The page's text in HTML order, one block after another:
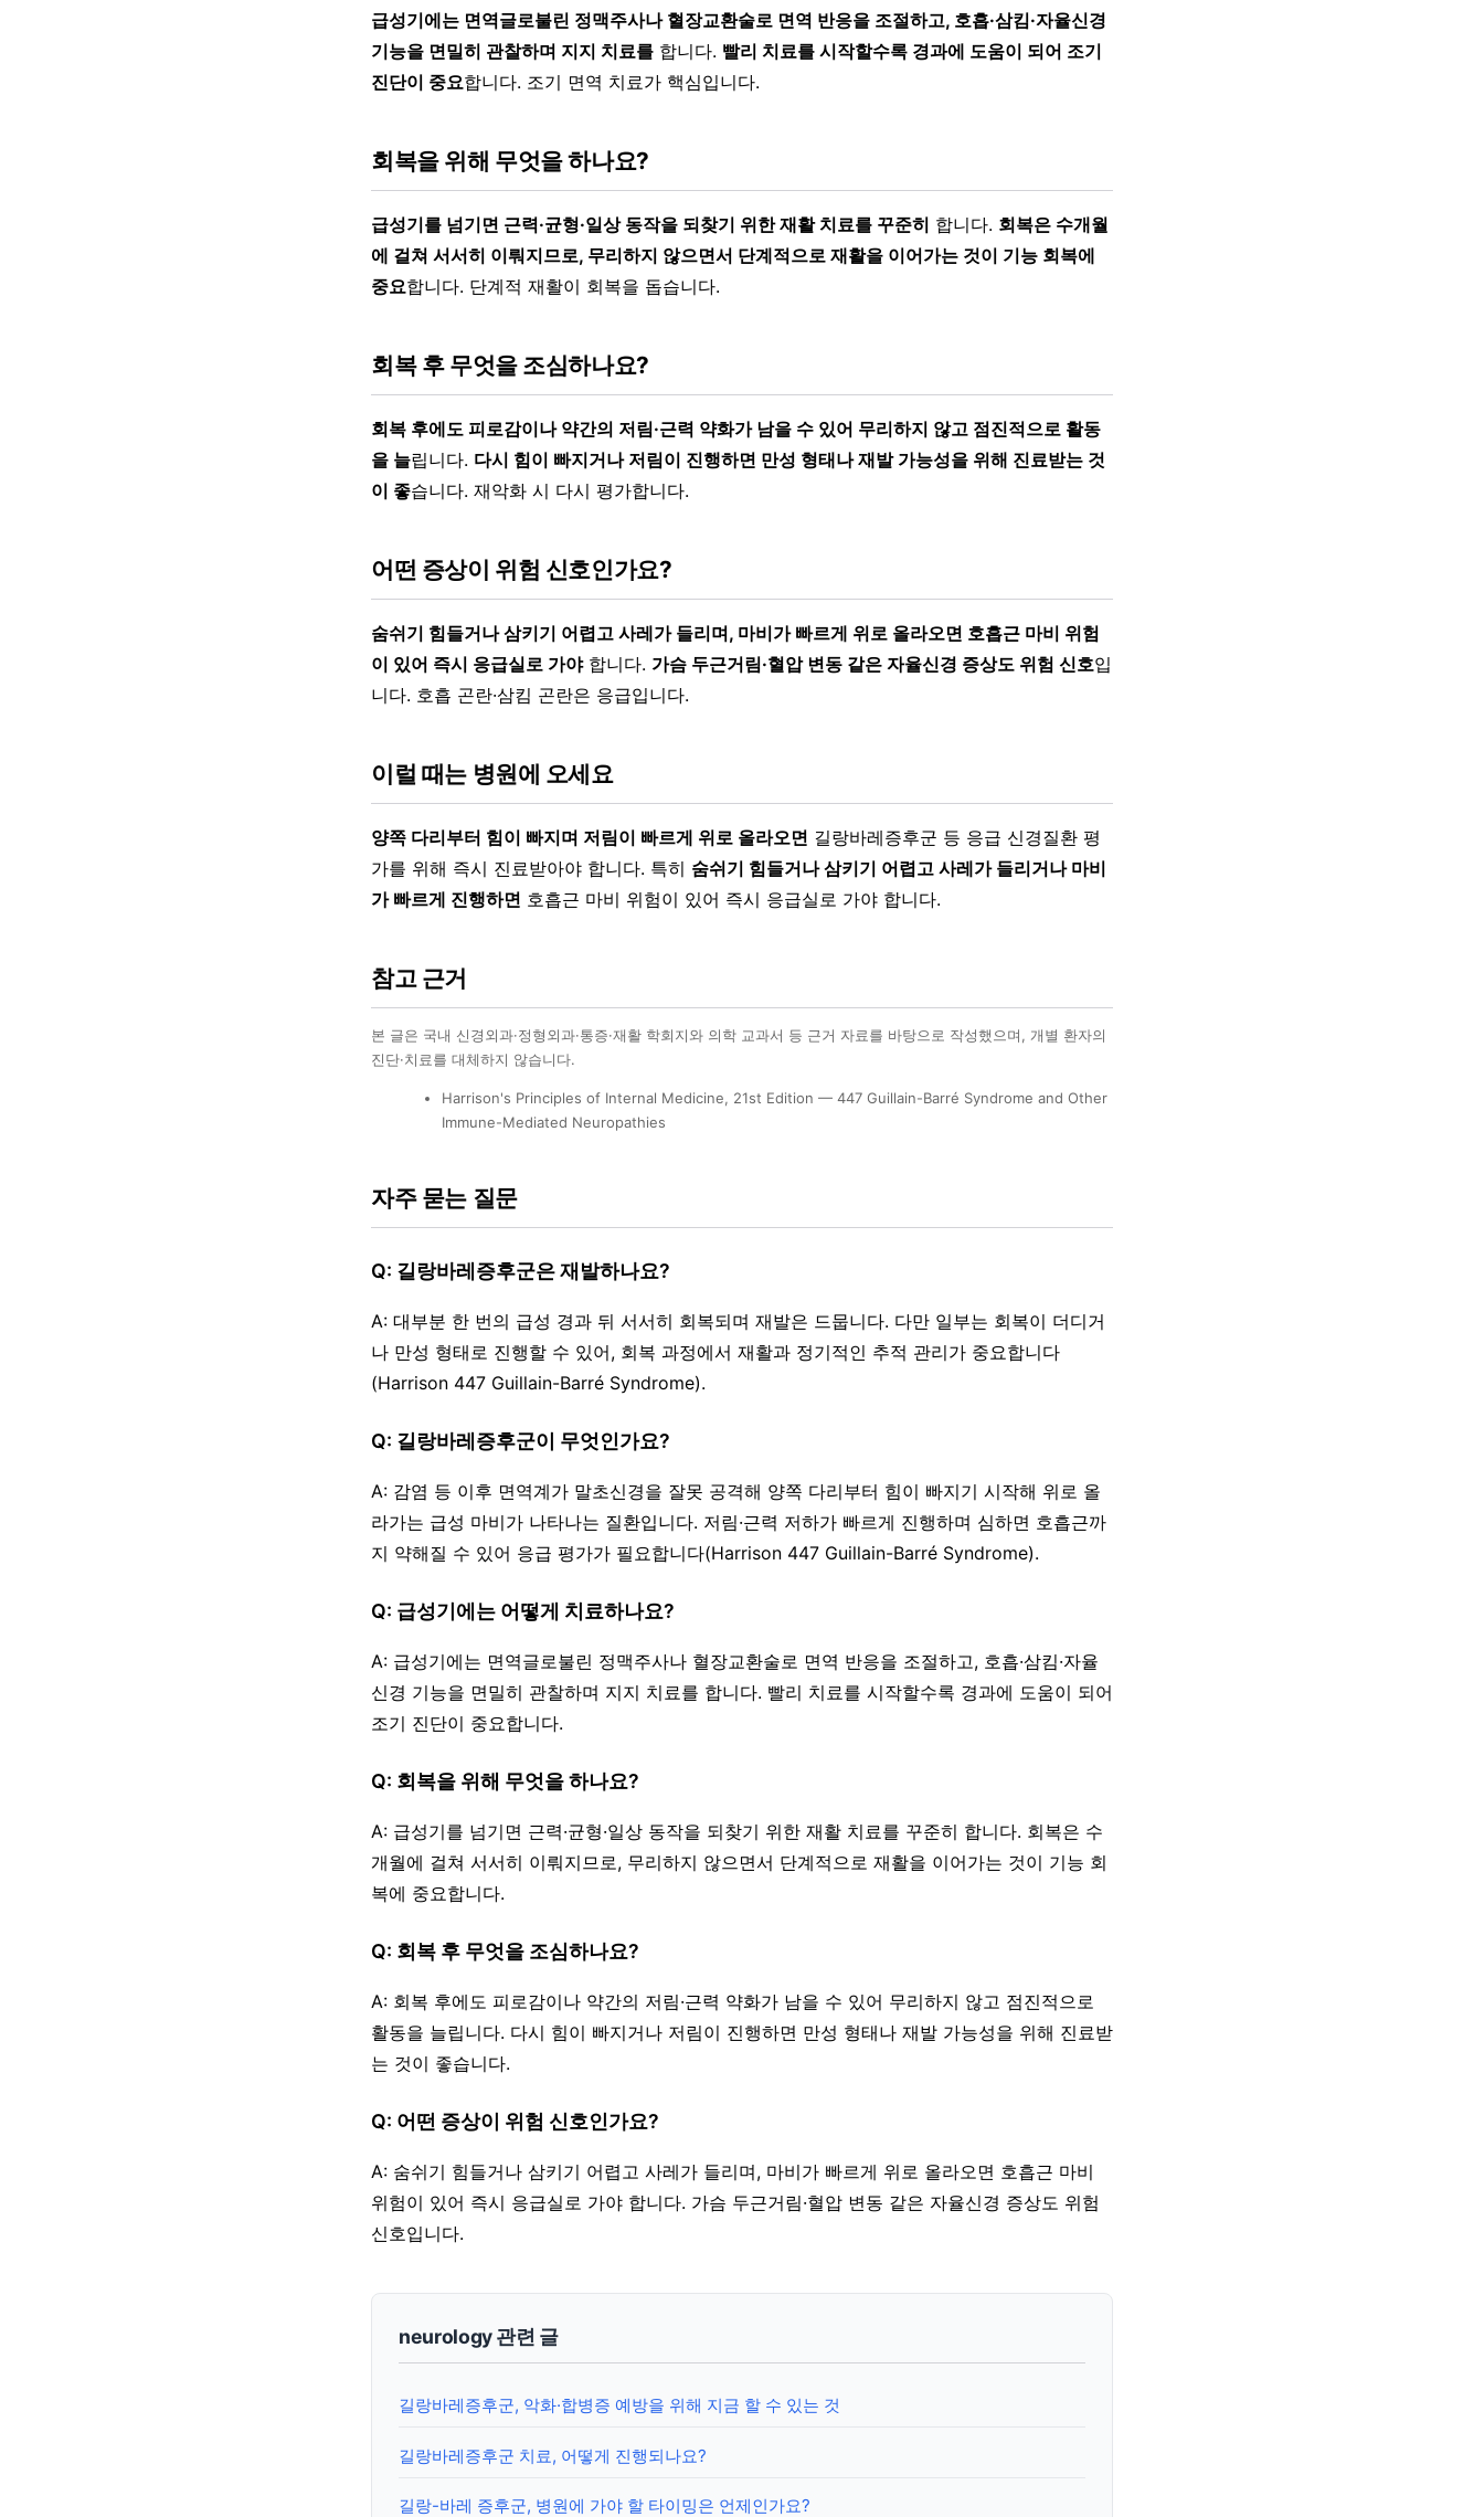
급성기에는 면역글로불린 정맥주사나 혈장교환술로 면역 반응을 조절하고, 호흡·삼킴·자율신경
기능을 면밀히 관찰하며 지지 치료를 합니다. 빨리 치료를 시작할수록 경과에 도움이 되어 조기
진단이 중요합니다. 조기 면역 치료가 핵심입니다.
회복을 위해 무엇을 하나요?
급성기를 넘기면 근력·균형·일상 동작을 되찾기 위한 재활 치료를 꾸준히 합니다. 회복은 수개월
에 걸쳐 서서히 이뤄지므로, 무리하지 않으면서 단계적으로 재활을 이어가는 것이 기능 회복에
중요합니다. 단계적 재활이 회복을 돕습니다.
회복 후 무엇을 조심하나요?
회복 후에도 피로감이나 약간의 저림·근력 약화가 남을 수 있어 무리하지 않고 점진적으로 활동
을 늘립니다. 다시 힘이 빠지거나 저림이 진행하면 만성 형태나 재발 가능성을 위해 진료받는 것
이 좋습니다. 재악화 시 다시 평가합니다.
어떤 증상이 위험 신호인가요?
숨쉬기 힘들거나 삼키기 어렵고 사레가 들리며, 마비가 빠르게 위로 올라오면 호흡근 마비 위험
이 있어 즉시 응급실로 가야합니다. 가슴 두근거림·혈압 변동 같은 자율신경 증상도 위험 신호입
니다. 호흡 곤란·삼킴 곤란은 응급입니다.
이럴 때는 병원에 오세요
양쪽 다리부터 힘이 빠지며 저림이 빠르게 위로 올라오면 길랑바레증후군 등 응급 신경질환 평
가를 위해 즉시 진료받아야 합니다. 특히 숨쉬기 힘들거나 삼키기 어렵고 사레가 들리거나 마비
가 빠르게 진행하면 호흡근 마비 위험이 있어 즉시 응급실로 가야 합니다.
참고 근거
본 글은 국내 신경외과·정형외과·통증·재활 학회지와 의학 교과서 등 근거 자료를 바탕으로 작성했으며, 개별 환자의
진단·치료를 대체하지 않습니다.
Harrison's Principles of Internal Medicine, 21st Edition — 447 Guillain-Barré Syndrome and Other
Immune-Mediated Neuropathies
자주 묻는 질문
Q: 길랑바레증후군은 재발하나요?
A: 대부분 한 번의 급성 경과 뒤 서서히 회복되며 재발은 드뭅니다. 다만 일부는 회복이 더디거
나 만성 형태로 진행할 수 있어, 회복 과정에서 재활과 정기적인 추적 관리가 중요합니다
(Harrison 447 Guillain-Barré Syndrome).
Q: 길랑바레증후군이 무엇인가요?
A: 감염 등 이후 면역계가 말초신경을 잘못 공격해 양쪽 다리부터 힘이 빠지기 시작해 위로 올
라가는 급성 마비가 나타나는 질환입니다. 저림·근력 저하가 빠르게 진행하며 심하면 호흡근까
지 약해질 수 있어 응급 평가가 필요합니다(Harrison 447 Guillain-Barré Syndrome).
Q: 급성기에는 어떻게 치료하나요?
A: 급성기에는 면역글로불린 정맥주사나 혈장교환술로 면역 반응을 조절하고, 호흡·삼킴·자율
신경 기능을 면밀히 관찰하며 지지 치료를 합니다. 빨리 치료를 시작할수록 경과에 도움이 되어
조기 진단이 중요합니다.
Q: 회복을 위해 무엇을 하나요?
A: 급성기를 넘기면 근력·균형·일상 동작을 되찾기 위한 재활 치료를 꾸준히 합니다. 회복은 수
개월에 걸쳐 서서히 이뤄지므로, 무리하지 않으면서 단계적으로 재활을 이어가는 것이 기능 회
복에 중요합니다.
Q: 회복 후 무엇을 조심하나요?
A: 회복 후에도 피로감이나 약간의 저림·근력 약화가 남을 수 있어 무리하지 않고 점진적으로
활동을 늘립니다. 다시 힘이 빠지거나 저림이 진행하면 만성 형태나 재발 가능성을 위해 진료받
는 것이 좋습니다.
Q: 어떤 증상이 위험 신호인가요?
A: 숨쉬기 힘들거나 삼키기 어렵고 사레가 들리며, 마비가 빠르게 위로 올라오면 호흡근 마비
위험이 있어 즉시 응급실로 가야 합니다. 가슴 두근거림·혈압 변동 같은 자율신경 증상도 위험
신호입니다.
neurology 관련 글
길랑바레증후군, 악화·합병증 예방을 위해 지금 할 수 있는 것
길랑바레증후군 치료, 어떻게 진행되나요?
길랑-바레 증후군, 병원에 가야 할 타이밍은 언제인가요?